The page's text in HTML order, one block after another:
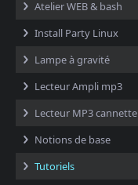
Atelier WEB & bash
Install Party Linux
Lampe à gravité
Lecteur Ampli mp3
Lecteur MP3 cannette
Notions de base
Tutoriels